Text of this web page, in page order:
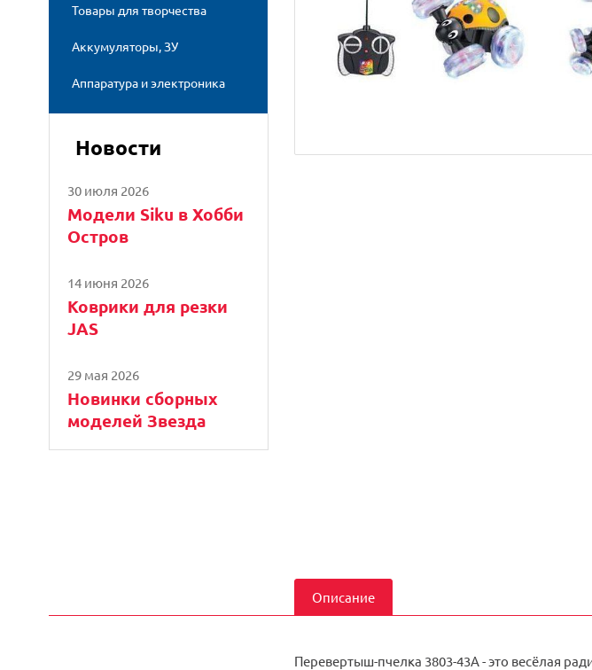
Товары для творчества
Аккумуляторы, ЗУ
Аппаратура и электроника
Новости
30 июля 2026
Модели Siku в Хобби
Остров
14 июня 2026
Коврики для резки
JAS
29 мая 2026
Новинки сборных
моделей Звезда
Описание
Перевертыш-пчелка 3803-43A - это весёлая